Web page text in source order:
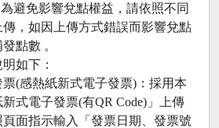
避免影響兌點權益，請依照不同
，如因上傳方式錯誤而影響兌點
點數 。
如下：
(感熱紙新式電子發票)：採用本
式電子發票(有QR Code)」上傳
面指示輸入「發票日期、發票號